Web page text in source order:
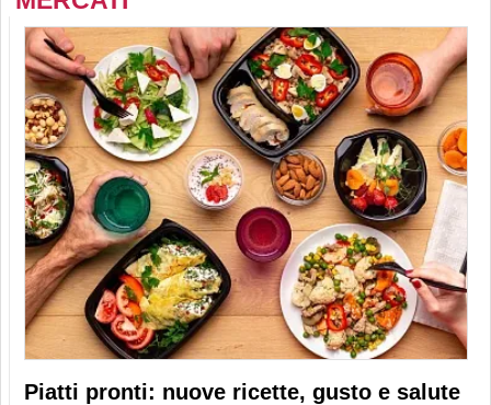
Piatti pronti: nuove ricette, gusto e salute